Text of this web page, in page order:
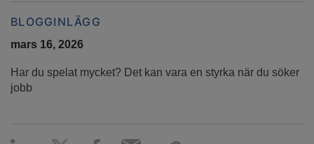
BLOGGINLÄGG
mars 16, 2026
Har du spelat mycket? Det kan vara en styrka när du söker
jobb